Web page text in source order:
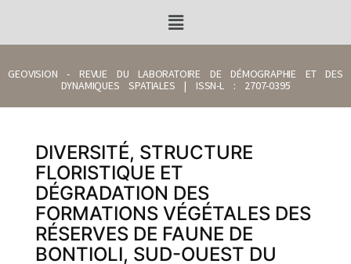
GEOVISION - REVUE DU LABORATOIRE DE DÉMOGRAPHIE ET DES
DYNAMIQUES SPATIALES | ISSN-L : 2707-0395
DIVERSITÉ, STRUCTURE
FLORISTIQUE ET
DÉGRADATION DES
FORMATIONS VÉGÉTALES DES
RÉSERVES DE FAUNE DE
BONTIOLI, SUD-OUEST DU